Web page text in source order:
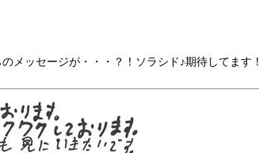
メッセージが・・・？！ソラシド♪期待してます！